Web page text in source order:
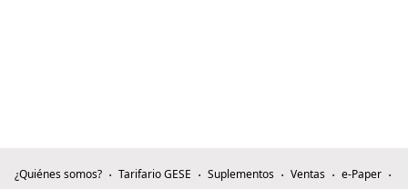
¿Quiénes somos? Tarifario GESE Suplementos Ventas
e-Paper